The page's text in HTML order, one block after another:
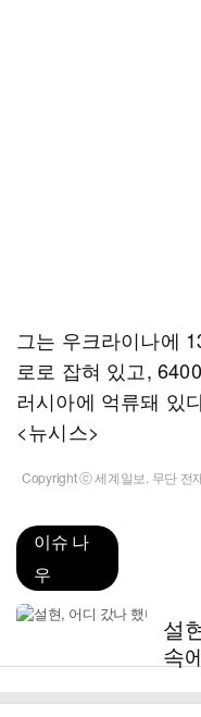
그는 우크라이나에
로로 잡혀 있고,
러시아에 억류돼 있
<뉴시스>
Copyright ⓒ 세계일보. 무단 전
이슈 나
우
설
속